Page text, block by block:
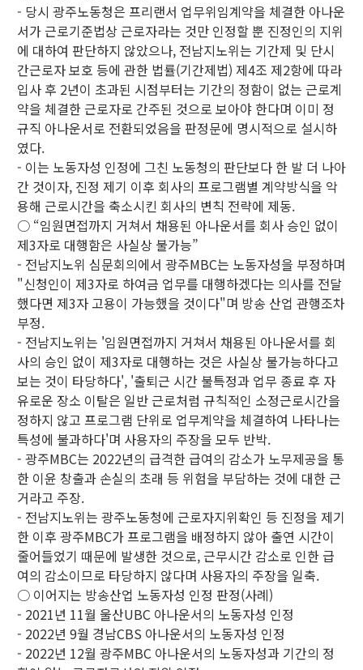
- 당시 광주노동청은 프리랜서 업무위임계약을 체결한 아나운
서가 근로기준법상 근로자라는 것만 인정할 뿐 진정인의 지위
에 대하여 판단하지 않았으나, 전남지노위는 기간제 및 단시
간근로자 보호 등에 관한 법률(기간제법) 제4조 제2항에 따라
입사 후 2년이 초과된 시점부터는 기간의 정함이 없는 근로계
약을 체결한 근로자로 간주된 것으로 보아야 한다며 이미 정
규직 아나운서로 전환되었음을 판정문에 명시적으로 설시하
였다.
- 이는 노동자성 인정에 그친 노동청의 판단보다 한 발 더 나아
간 것이자, 진정 제기 이후 회사의 프로그램별 계약방식을 악
용해 근로시간을 축소시킨 회사의 변칙 전략에 제동.
○ “임원면접까지 거쳐서 채용된 아나운서를 회사 승인 없이
제3자로 대행함은 사실상 불가능”
- 전남지노위 심문회의에서 광주MBC는 노동자성을 부정하며
"신청인이 제3자로 하여금 업무를 대행하겠다는 의사를 전달
했다면 제3자 고용이 가능했을 것이다"며 방송 산업 관행조차
부정.
- 전남지노위는 '임원면접까지 거쳐서 채용된 아나운서를 회
사의 승인 없이 제3자로 대행하는 것은 사실상 불가능하다고
보는 것이 타당하다', '출퇴근 시간 불특정과 업무 종료 후 자
유로운 장소 이탈은 일반 근로처럼 규칙적인 소정근로시간을
정하지 않고 프로그램 단위로 업무계약을 체결하여 나타나는
특성에 불과하다'며 사용자의 주장을 모두 반박.
- 광주MBC는 2022년의 급격한 급여의 감소가 노무제공을 통
한 이윤 창출과 손실의 초래 등 위험을 부담하는 것에 대한 근
거라고 주장.
- 전남지노위는 광주노동청에 근로자지위확인 등 진정을 제기
한 이후 광주MBC가 프로그램을 배정하지 않아 출연 시간이
줄어들었기 때문에 발생한 것으로, 근무시간 감소로 인한 급
여의 감소이므로 타당하지 않다며 사용자의 주장을 일축.
○ 이어지는 방송산업 노동자성 인정 판정(사례)
- 2021년 11월 울산UBC 아나운서의 노동자성 인정
- 2022년 9월 경남CBS 아나운서의 노동자성 인정
- 2022년 12월 광주MBC 아나운서의 노동자성과 기간의 정